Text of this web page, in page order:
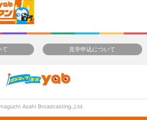
て 見学申込について
Asahi Broadcasting.,Ltd.